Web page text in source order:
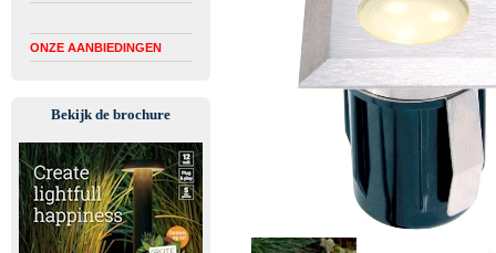
ONZE AANBIEDINGEN
Bekijk de brochure